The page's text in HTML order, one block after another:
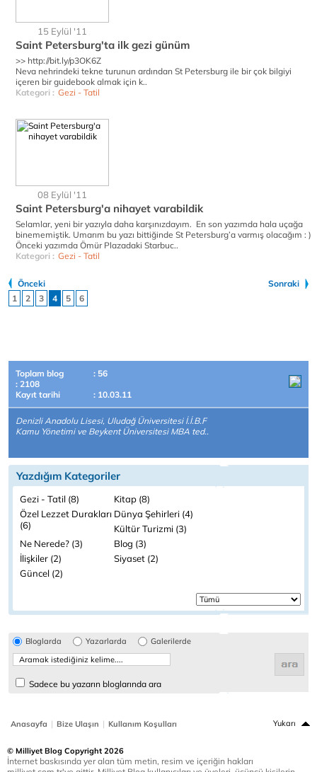
15 Eylül '11
Saint Petersburg'ta ilk gezi günüm
>> http://bit.ly/p3OK6Z
Neva nehrindeki tekne turunun ardından St Petersburg ile bir çok bilgiyi
içeren bir guidebook almak için k..
Kategori : Gezi - Tatil
08 Eylül '11
Saint Petersburg'a nihayet varabildik
Selamlar, yeni bir yazıyla daha karşınızdayım. En son yazımda hala uçağa
binememiştik. Umarım bu yazı bittiğinde St Petersburg’a varmış olacağım : )
Önceki yazımda Ömür Plazadaki Starbuc..
Kategori : Gezi - Tatil
Önceki
Sonraki
1
2 3 4 5 6
Toplam blog
: 56
: 2108
Kayıt tarihi
: 10.03.11
Denizli Anadolu Lisesi, Uludağ Üniversitesi İ.İ.B.F
Kamu Yönetimi ve Beykent Üniversitesi MBA ted..
Yazdığım Kategoriler
Gezi - Tatil (8)
Kitap (8)
Özel Lezzet Durakları
(6)
Dünya Şehirleri (4)
Kültür Turizmi (3)
Ne Nerede? (3)
Blog (3)
İlişkiler (2)
Siyaset (2)
Güncel (2)
Bloglarda Yazarlarda Galerilerde
Sadece bu yazarın bloglarında ara
Anasayfa | Bize Ulaşın | Kullanım Koşulları Yukarı
© Milliyet Blog Copyright 2026
İnternet baskısında yer alan tüm metin, resim ve içeriğin hakları